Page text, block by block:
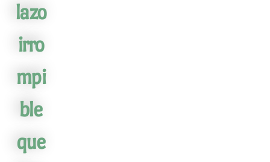
lazo
irro
mpi
ble
que